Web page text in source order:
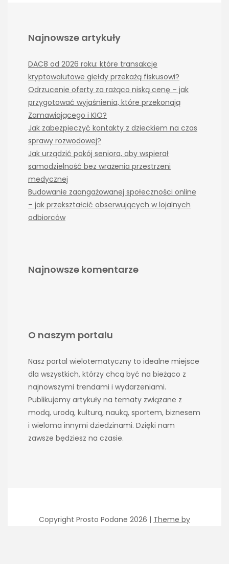
Najnowsze artykuły
DAC8 od 2026 roku: które transakcje
kryptowalutowe giełdy przekażą fiskusowi?
Odrzucenie oferty za rażąco niską cenę – jak
przygotować wyjaśnienia, które przekonają
Zamawiającego i KIO?
Jak zabezpieczyć kontakty z dzieckiem na czas
sprawy rozwodowej?
Jak urządzić pokój seniora, aby wspierał
samodzielność bez wrażenia przestrzeni
medycznej
Budowanie zaangażowanej społeczności online
– jak przekształcić obserwujących w lojalnych
odbiorców
Najnowsze komentarze
O naszym portalu
Nasz portal wielotematyczny to idealne miejsce
dla wszystkich, którzy chcą być na bieżąco z
najnowszymi trendami i wydarzeniami.
Publikujemy artykuły na tematy związane z
modą, urodą, kulturą, nauką, sportem, biznesem
i wieloma innymi dziedzinami. Dzięki nam
zawsze będziesz na czasie.
Copyright Prosto Podane 2026 | Theme by